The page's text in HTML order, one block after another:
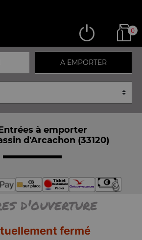
0
A EMPORTER
à emporter
d'Arcachon (33120)
d'ouverture
fermé